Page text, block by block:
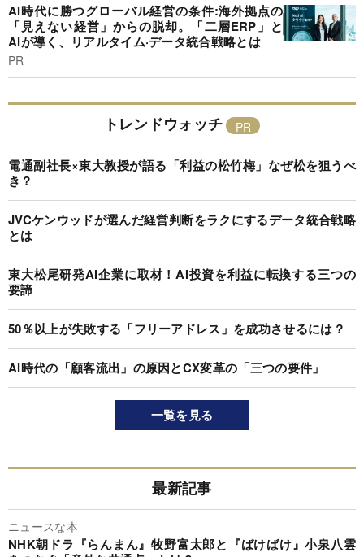
AI時代に勝つグローバル経営の条件:海外拠点の
「見えない経営」からの脱却。「二層ERP」と
AIが導く、リアルタイム·データ統合戦略とは
PR
トレンドウォッチ
電通副社長×東大教授が語る「利益の松竹梅」なぜ松を狙うべ
き？
JVCケンウッドが選んだ経営判断をラクにするデータ統合戦略
とは
東大松尾研発AI企業に取材！AI投資を利益に転換する三つの
要諦
50％以上が失敗する「フリーアドレス」を成功させるには？
AI時代の「顧客流出」の原因とCX変革の「三つの要件」
一覧を見る
最新記事
ニュースな本
NHK朝ドラ『らんまん』牧野富太郎と『ばけばけ』小泉八雲